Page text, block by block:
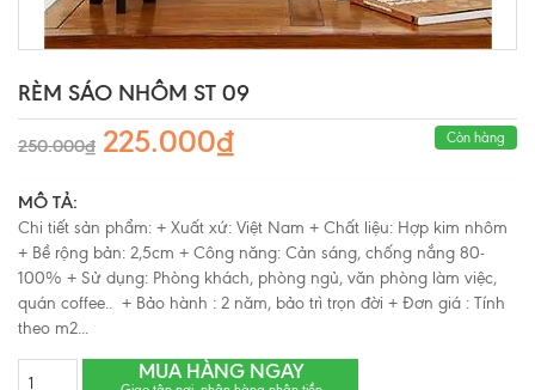
RÈM SÁO NHÔM ST 09
250.000₫ 225.000₫ Còn hàng
MÔ TẢ:
Chi tiết sản phẩm: + Xuất xứ: Việt Nam + Chất liệu: Hợp kim nhôm
+ Bề rộng bản: 2,5cm + Công năng: Cản sáng, chống nắng 80-
100% + Sử dụng: Phòng khách, phòng ngủ, văn phòng làm việc,
quán coffee.. + Bảo hành : 2 năm, bảo trì trọn đời + Đơn giá : Tính
theo m2...
MUA HÀNG NGAY